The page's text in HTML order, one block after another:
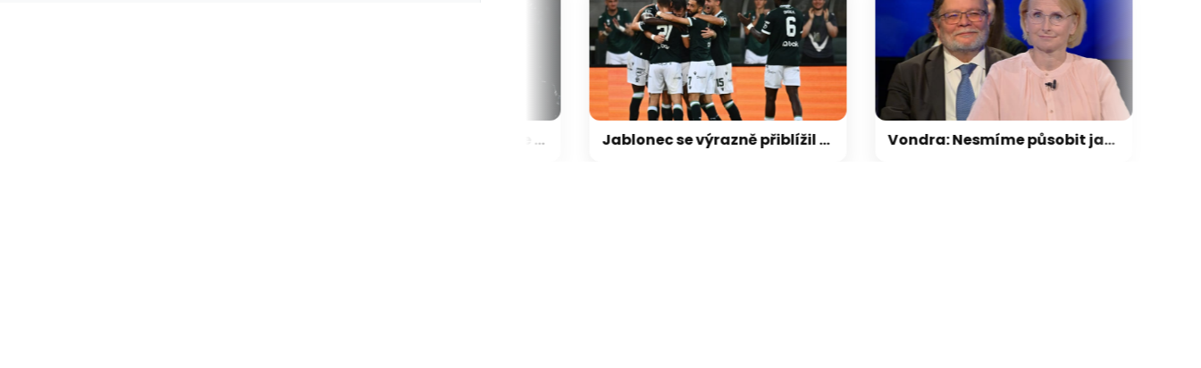
Jablonec se výrazně přiblížil k postupu. Hradec proti oslabenému Besiktasu prohrál Vondra: Nesmíme působit jako magnet na migranty. Konečná se opřela do Evropské komise